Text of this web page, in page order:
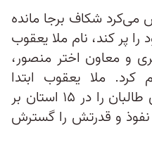
تلاش می‌کرد شکاف برجا مانده
پر کند، نام ملا یعقوب
و معاون اختر منصور،
کرد. ملا یعقوب ابتدا
مسئولیت فرماندهی نیروهای طالبان را در ۱۵ استان بر
و قدرتش را گسترش